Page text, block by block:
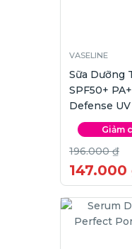
VASELINE
Sữa Dưỡng
SPF50+
Defense
Giảm
196.000 ₫
147.000